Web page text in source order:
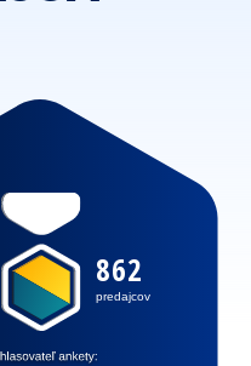
862
predajcov